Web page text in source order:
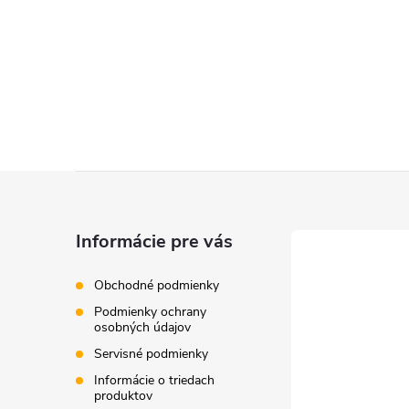
c
e
p
r
Informácie pre vás
Obchodné podmienky
Podmienky ochrany
osobných údajov
Servisné podmienky
Informácie o triedach
produktov